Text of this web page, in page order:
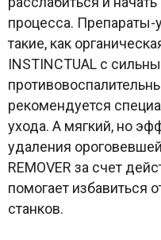
процесса.
такие, как
INSTINCTUAL с
рекомендуется
ухода. А мягкий, но
удаления
REMOVER за счет
помогает избавиться
станков.